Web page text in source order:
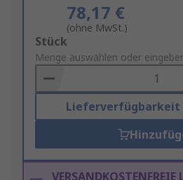
78,17 €
(ohne MwSt.)
Add
to
Basket
Stück
Menge auswählen oder
Lieferverfügbarkeit